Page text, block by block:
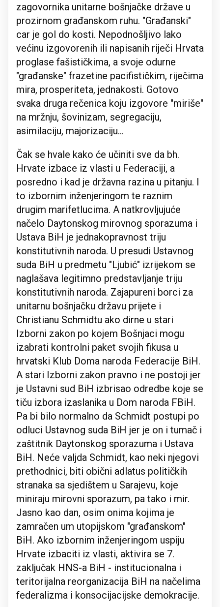
zagovornika unitarne bošnjačke države u
prozirnom građanskom ruhu. "Građanski"
car je gol do kosti. Nepodnošljivo lako
većinu izgovorenih ili napisanih riječi Hrvata
proglase fašističkima, a svoje odurne
"građanske" frazetine pacifističkim, riječima
mira, prosperiteta, jednakosti. Gotovo
svaka druga rečenica koju izgovore "miriše"
na mržnju, šovinizam, segregaciju,
asimilaciju, majorizaciju…
Čak se hvale kako će učiniti sve da bh.
Hrvate izbace iz vlasti u Federaciji, a
posredno i kad je državna razina u pitanju. I
to izbornim inženjeringom te raznim
drugim marifetlucima. A natkrovljujuće
načelo Daytonskog mirovnog sporazuma i
Ustava BiH je jednakopravnost triju
konstitutivnih naroda. U presudi Ustavnog
suda BiH u predmetu "Ljubić" izrijekom se
naglašava legitimno predstavljanje triju
konstitutivnih naroda. Zajapureni borci za
unitarnu bošnjačku državu prijete i
Christianu Schmidtu ako dirne u stari
Izborni zakon po kojem Bošnjaci mogu
izabrati kontrolni paket svojih fikusa u
hrvatski Klub Doma naroda Federacije BiH.
A stari Izborni zakon pravno i ne postoji jer
je Ustavni sud BiH izbrisao odredbe koje se
tiču izbora izaslanika u Dom naroda FBiH.
Pa bi bilo normalno da Schmidt postupi po
odluci Ustavnog suda BiH jer je on i tumač i
zaštitnik Daytonskog sporazuma i Ustava
BiH. Neće valjda Schmidt, kao neki njegovi
prethodnici, biti obični adlatus političkih
stranaka sa sjedištem u Sarajevu, koje
miniraju mirovni sporazum, pa tako i mir.
Jasno kao dan, osim onima kojima je
zamračen um utopijskom "građanskom"
BiH. Ako izbornim inženjeringom uspiju
Hrvate izbaciti iz vlasti, aktivira se 7.
zaključak HNS-a BiH - institucionalna i
teritorijalna reorganizacija BiH na načelima
federalizma i konsocijacijske demokracije.